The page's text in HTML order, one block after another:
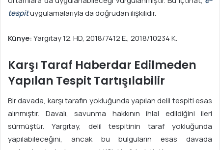
tespituygulamalarıyla da doğrudan ilişkilidir.
Künye:Yargıtay 12. HD, 2018/7412 E., 2018/10234 K.
Karşı Taraf Haberdar Edilmeden
Yapılan Tespit Tartışılabilir
Bir davada, karşı tarafın yokluğunda yapılan delil tespiti esas
alınmıştır. Davalı, savunma hakkının ihlal edildiğini ileri
sürmüştür. Yargıtay, delil tespitinin taraf yokluğunda
yapılabileceğini, ancak bu bulguların esas davada